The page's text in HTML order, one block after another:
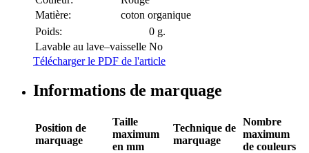
Matière:
coton organique
Poids:
0 g.
Lavable au lave–vaisselle No
Télécharger le PDF de l'article
Informations de marquage
Position de
marquage
Taille
maximum
en mm
Technique de
marquage
Nombre
maximum
de couleurs